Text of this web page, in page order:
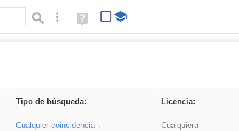
Búsqueda avanzada
Ayuda
(en
Tipo de búsqueda:
Cualquier coincidencia
Licencia:
Cualquiera